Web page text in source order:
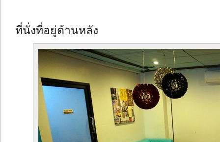
ที่นั่งที่อยู่ด้านหลัง